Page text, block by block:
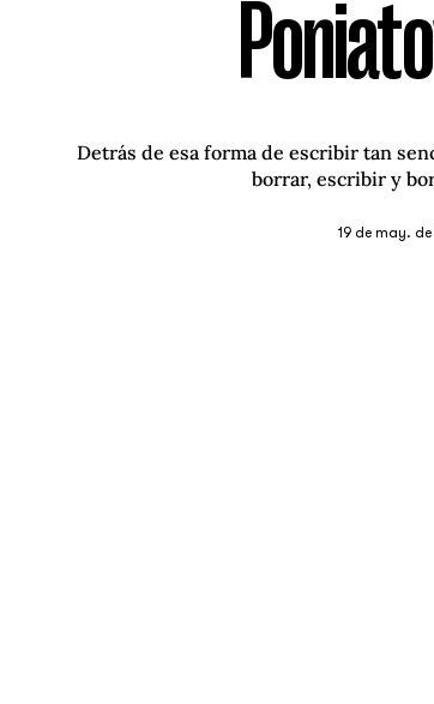
Detrás de esa forma de escribir tan
borrar, escribir y
19 de may.